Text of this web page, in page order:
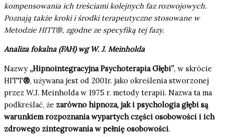
kompensowania ich treściami kolejnych faz rozwojowych.
Poznają także kroki i środki terapeutyczne stosowane w
Metodzie HITT®, zgodne ze specyfiką tej fazy.
Analiza fokalna (FAH) wg W. J. Meinholda
Nazwy „Hipnointegracyjna Psychoterapia Głębi”, w skrócie
HITT®, używana jest od 2001r. jako określenia stworzonej
przez W.J. Meinholda w 1975 r. metody terapii. Nazwa ta ma
podkreślać, że zarówno hipnoza, jak i psychologia głębi są
warunkiem rozpoznania wypartych części osobowości i ich
zdrowego zintegrowania w pełnię osobowości.